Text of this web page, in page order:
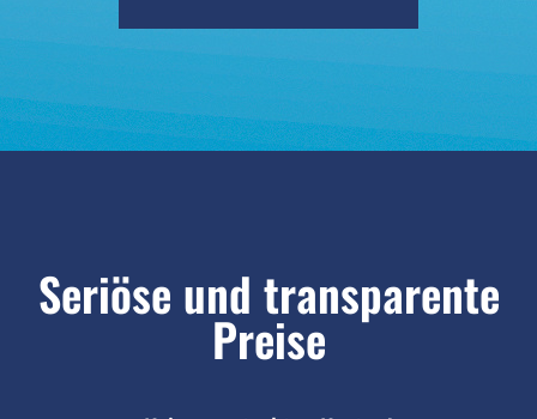
Seriöse und transparente
Preise